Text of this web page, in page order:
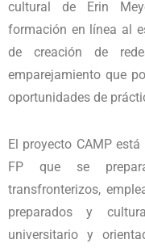
cultural de Erin
formación en línea al
de creación de
emparejamiento que
oportunidades de
El proyecto CAMP
FP que se
transfronterizos,
preparados y
universitario y